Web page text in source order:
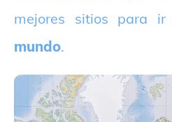
mejores sitios para
mundo.